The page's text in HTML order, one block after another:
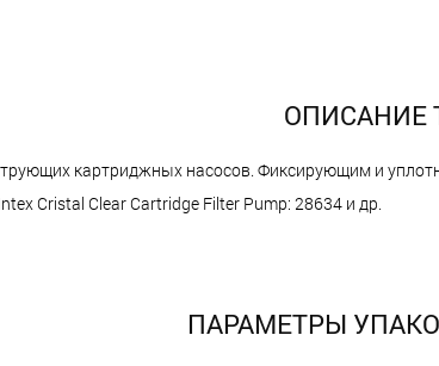
ОПИСАНИЕ
картриджных насосов. Фиксирующим и
Cristal Clear Cartridge Filter Pump: 28634 и др.
ПАРАМЕТРЫ